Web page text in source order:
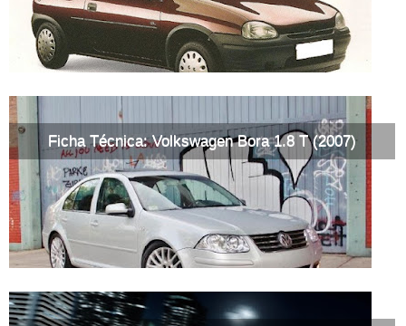
Ficha Técnica: Volkswagen Bora 1.8 T (2007)